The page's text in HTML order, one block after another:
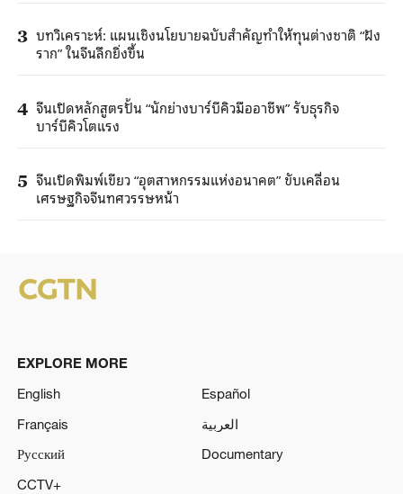
3 บทวิเคราะห์: แผนเชิงนโยบายฉบับสำคัญทำให้ทุนต่างชาติ “ฝัง
ราก” ในจีนลึกยิ่งขึ้น
4 จีนเปิดหลักสูตรปั้น “นักย่างบาร์บีคิวมืออาชีพ” รับธุรกิจ
บาร์บีคิวโตแรง
5 จีนเปิดพิมพ์เขียว “อุตสาหกรรมแห่งอนาคต” ขับเคลื่อน
เศรษฐกิจจีนทศวรรษหน้า
EXPLORE MORE
English
Español
Français
العربية
Русский
Documentary
CCTV+